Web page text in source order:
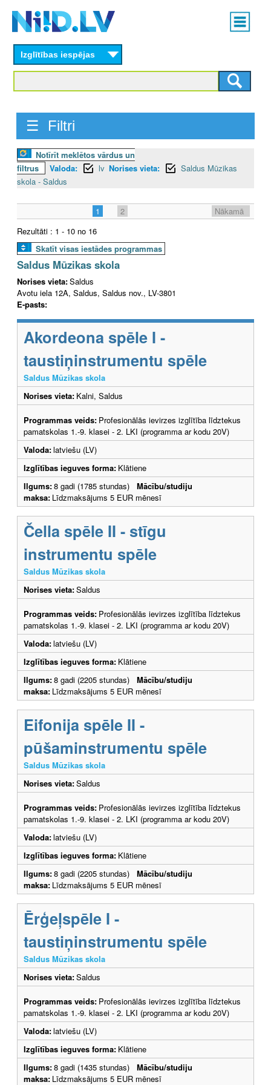
content
Main
menu
Izglītības iespējas
☰ Filtri
Notīrīt meklētos vārdus un
filtrus
Valoda: lv Norises vieta:
Saldus Mūzikas
skola - Saldus
1 2
Nākamā
Rezultāti : 1 - 10 no 16
Skatīt visas iestādes programmas
Saldus Mūzikas skola
Norises vieta:Saldus
Avotu iela 12A, Saldus, Saldus nov., LV-3801
E-pasts:
Akordeona spēle I -
taustiņinstrumentu spēle
Saldus Mūzikas skola
Norises vieta: Kalni, Saldus
Programmas veids: Profesionālās ievirzes izglītība līdztekus
pamatskolas 1.-9. klasei - 2. LKI (programma ar kodu 20V)
Valoda:latviešu (LV)
Izglītības ieguves forma: Klātiene
Ilgums:8 gadi (1785 stundas) Mācību/studiju
maksa: Līdzmaksājums 5 EUR mēnesī
Čella spēle II - stīgu
instrumentu spēle
Saldus Mūzikas skola
Norises vieta:Saldus
Programmas veids: Profesionālās ievirzes izglītība līdztekus
pamatskolas 1.-9. klasei - 2. LKI (programma ar kodu 20V)
Valoda:latviešu (LV)
Izglītības ieguves forma: Klātiene
Ilgums:8 gadi (2205 stundas) Mācību/studiju
maksa: Līdzmaksājums 5 EUR mēnesī
Eifonija spēle II -
pūšaminstrumentu spēle
Saldus Mūzikas skola
Norises vieta:Saldus
Programmas veids: Profesionālās ievirzes izglītība līdztekus
pamatskolas 1.-9. klasei - 2. LKI (programma ar kodu 20V)
Valoda:latviešu (LV)
Izglītības ieguves forma: Klātiene
Ilgums:8 gadi (2205 stundas) Mācību/studiju
maksa: Līdzmaksājums 5 EUR mēnesī
Ērģeļspēle I -
taustiņinstrumentu spēle
Saldus Mūzikas skola
Norises vieta:Saldus
Programmas veids: Profesionālās ievirzes izglītība līdztekus
pamatskolas 1.-9. klasei - 2. LKI (programma ar kodu 20V)
Valoda:latviešu (LV)
Izglītības ieguves forma: Klātiene
Ilgums:8 gadi (1435 stundas) Mācību/studiju
maksa: Līdzmaksājums 5 EUR mēnesī